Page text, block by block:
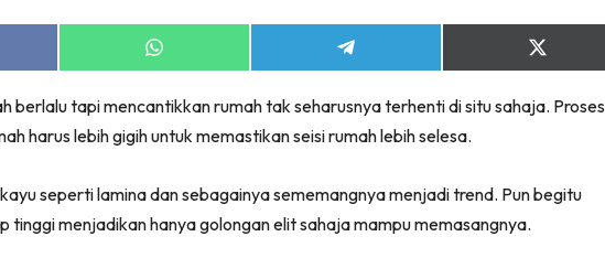
Share
on
Share
on
Share
on
(Twitter)
berlalu tapi mencantikkan rumah tak seharusnya terhenti di situ sahaja. Proses
harus lebih gigih untuk memastikan seisi rumah lebih selesa.
seperti lamina dan sebagainya sememangnya menjadi trend. Pun begitu
tinggi menjadikan hanya golongan elit sahaja mampu memasangnya.